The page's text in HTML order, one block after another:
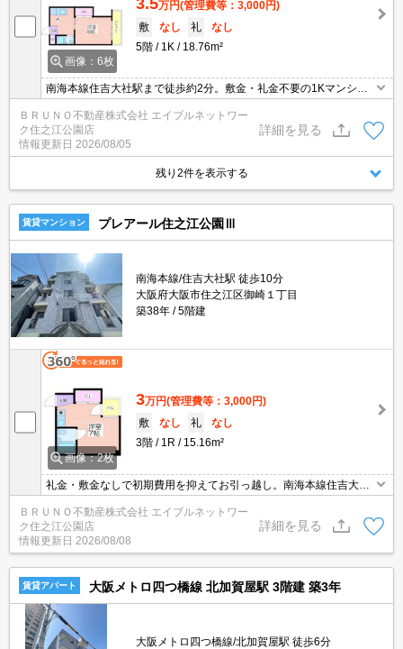
画像：6枚
万円(管理費等：3,000円)
敷
なし 礼
なし
5階
1K 18.76m²
南海本線住吉大社駅まで徒歩約2分。敷金・礼金不要の1Kマンショ
ューズボックス付きで快適な一人暮らしをサポートします。
ＢＲＵＮＯ不動産株式会社 エイブルネットワー
ク住之江公園店
情報更新日 2026/08/05
詳細を見る
残り2件を表示する
賃貸マンション プレアール住之江公園Ⅲ
南海本線/住吉大社駅 徒歩10分
大阪府大阪市住之江区御崎１丁目
築38年
5階建
画像：2枚
3万円(管理費等：3,000円)
敷
なし 礼
なし
3階
1R 15.16m²
礼金・敷金なしで初期費用を抑えてお引っ越し。南海本線住吉大社
駅徒歩10分の快適ワンルーム。フローリングとエアコン付きです。
ＢＲＵＮＯ不動産株式会社 エイブルネットワー
ク住之江公園店
情報更新日 2026/08/08
詳細を見る
賃貸アパート 大阪メトロ四つ橋線 北加賀屋駅 3階建 築3年
大阪メトロ四つ橋線/北加賀屋駅 徒歩6分